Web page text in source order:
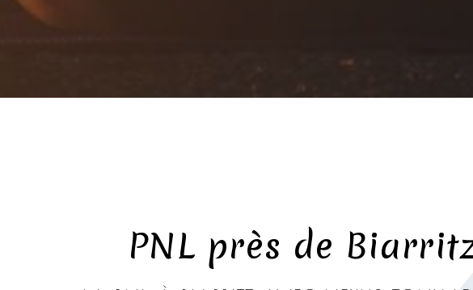
PNL près de